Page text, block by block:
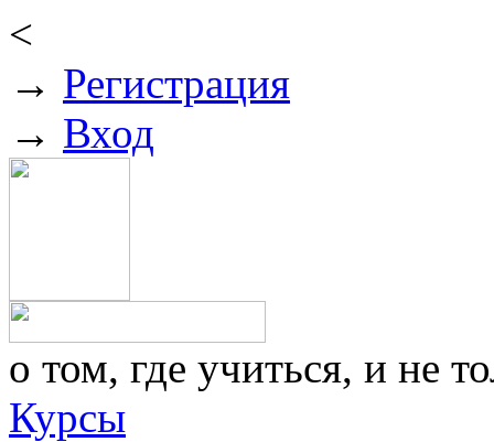
<
→ Регистрация
→ Вход
о том, где учиться, и не
Курсы